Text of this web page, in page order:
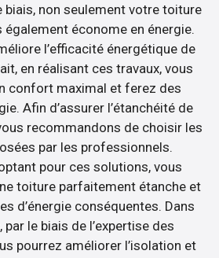
biais, non seulement votre toiture
également économe en énergie.
l’efficacité énergétique de
en réalisant ces travaux, vous
confort maximal et ferez des
Afin d’assurer l’étanchéité de
recommandons de choisir les
par les professionnels.
pour ces solutions, vous
toiture parfaitement étanche et
d’énergie conséquentes. Dans
le biais de l’expertise des
pourrez améliorer l’isolation et